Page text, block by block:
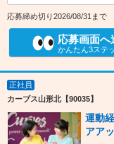
応募締め切り2026/08/31まで
応募画面へ
かんたん3ステ
正社員
カーブス山形北【90035】
運動
アア